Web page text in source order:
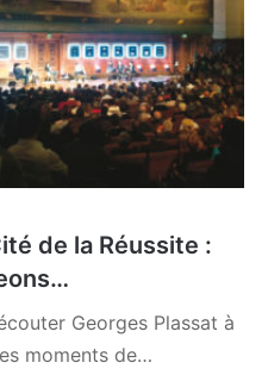
de la Réussite :
Georges Plassat à
moments de…